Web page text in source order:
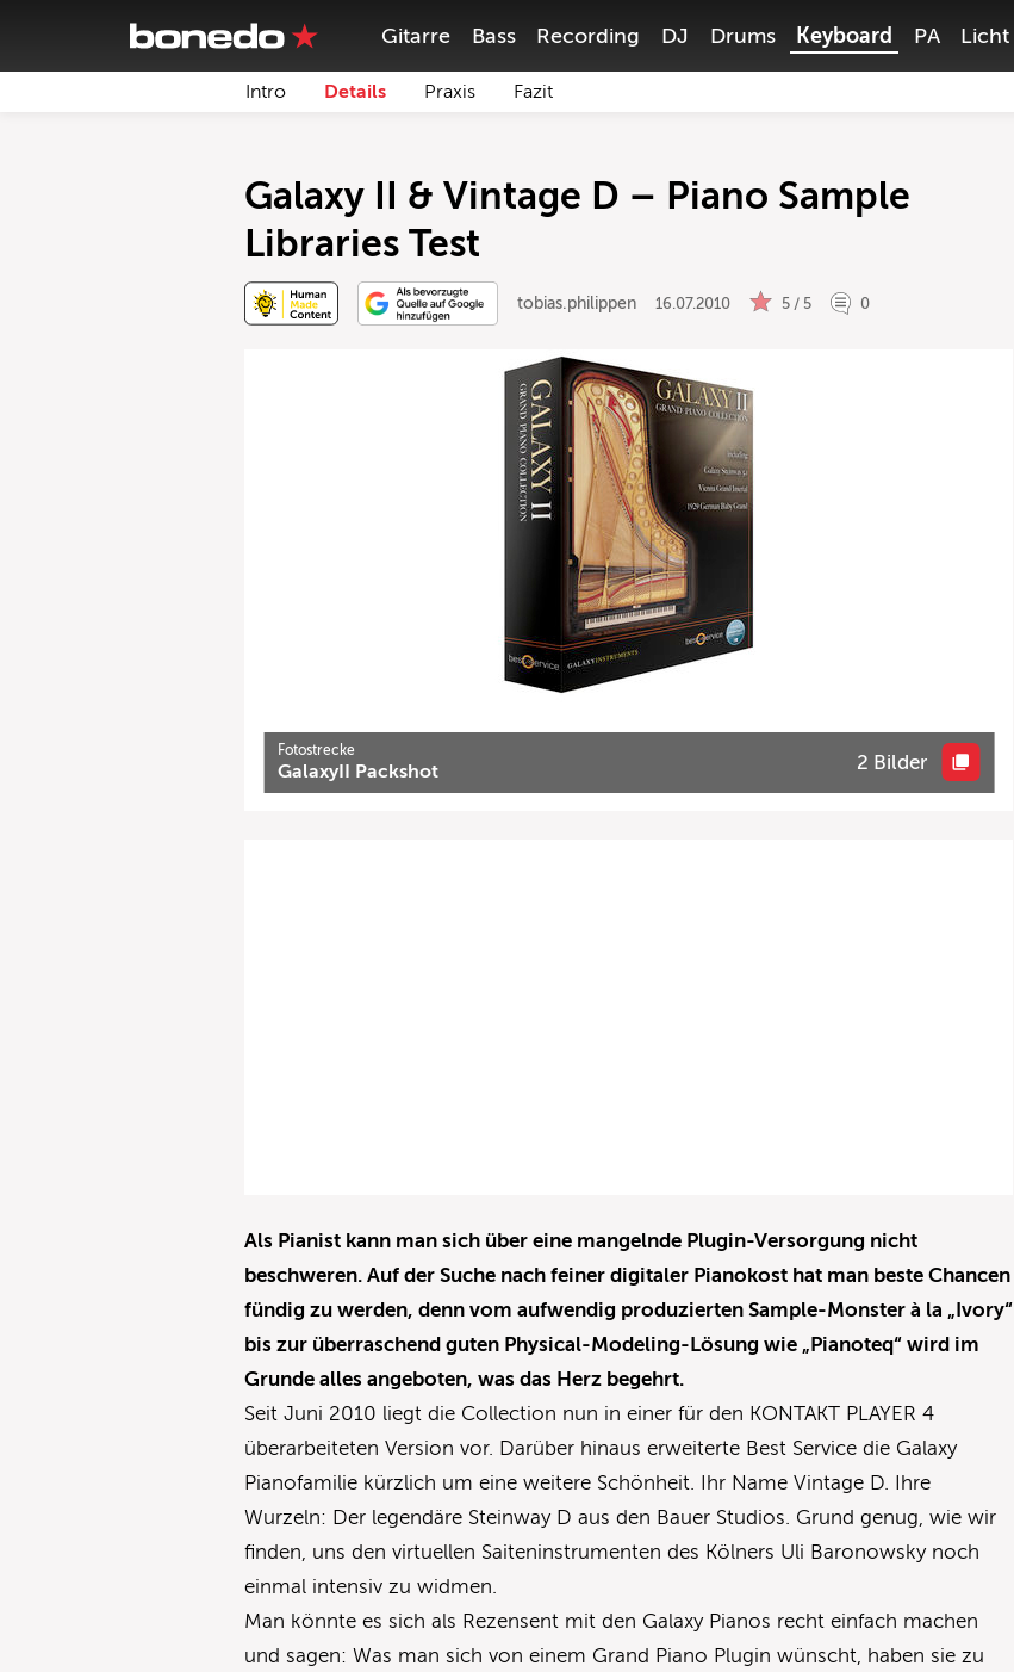
Gitarre Bass Recording DJ Drums Keyboard PA Licht
Intro Details Praxis Fazit
Galaxy II & Vintage D – Piano Sample
Libraries Test
tobias.philippen 16.07.2010 5 / 5 0
Fotostrecke
GalaxyII Packshot 2 Bilder
Als Pianist kann man sich über eine mangelnde Plugin-Versorgung nicht
beschweren. Auf der Suche nach feiner digitaler Pianokost hat man beste Chancen
fündig zu werden, denn vom aufwendig produzierten Sample-Monster à la „Ivory“
bis zur überraschend guten Physical-Modeling-Lösung wie „Pianoteq“ wird im
Grunde alles angeboten, was das Herz begehrt.
Seit Juni 2010 liegt die Collection nun in einer für den KONTAKT PLAYER 4
überarbeiteten Version vor. Darüber hinaus erweiterte Best Service die Galaxy
Pianofamilie kürzlich um eine weitere Schönheit. Ihr Name Vintage D. Ihre
Wurzeln: Der legendäre Steinway D aus den Bauer Studios. Grund genug, wie wir
finden, uns den virtuellen Saiteninstrumenten des Kölners Uli Baronowsky noch
einmal intensiv zu widmen.
Man könnte es sich als Rezensent mit den Galaxy Pianos recht einfach machen
und sagen: Was man sich von einem Grand Piano Plugin wünscht, haben sie zu